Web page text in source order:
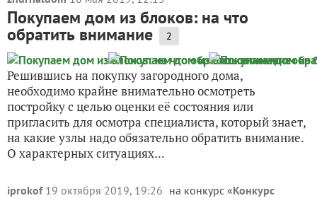
Покупаем дом из блоков: на что
обратить внимание 2
Решившись на покупку загородного дома,
необходимо крайне внимательно осмотреть
постройку с целью оценки её состояния или
пригласить для осмотра специалиста, который знает,
на какие узлы надо обязательно обратить внимание.
О характерных ситуациях...
iprokof 19 октября 2019, 19:26 на конкурс «Конкурс